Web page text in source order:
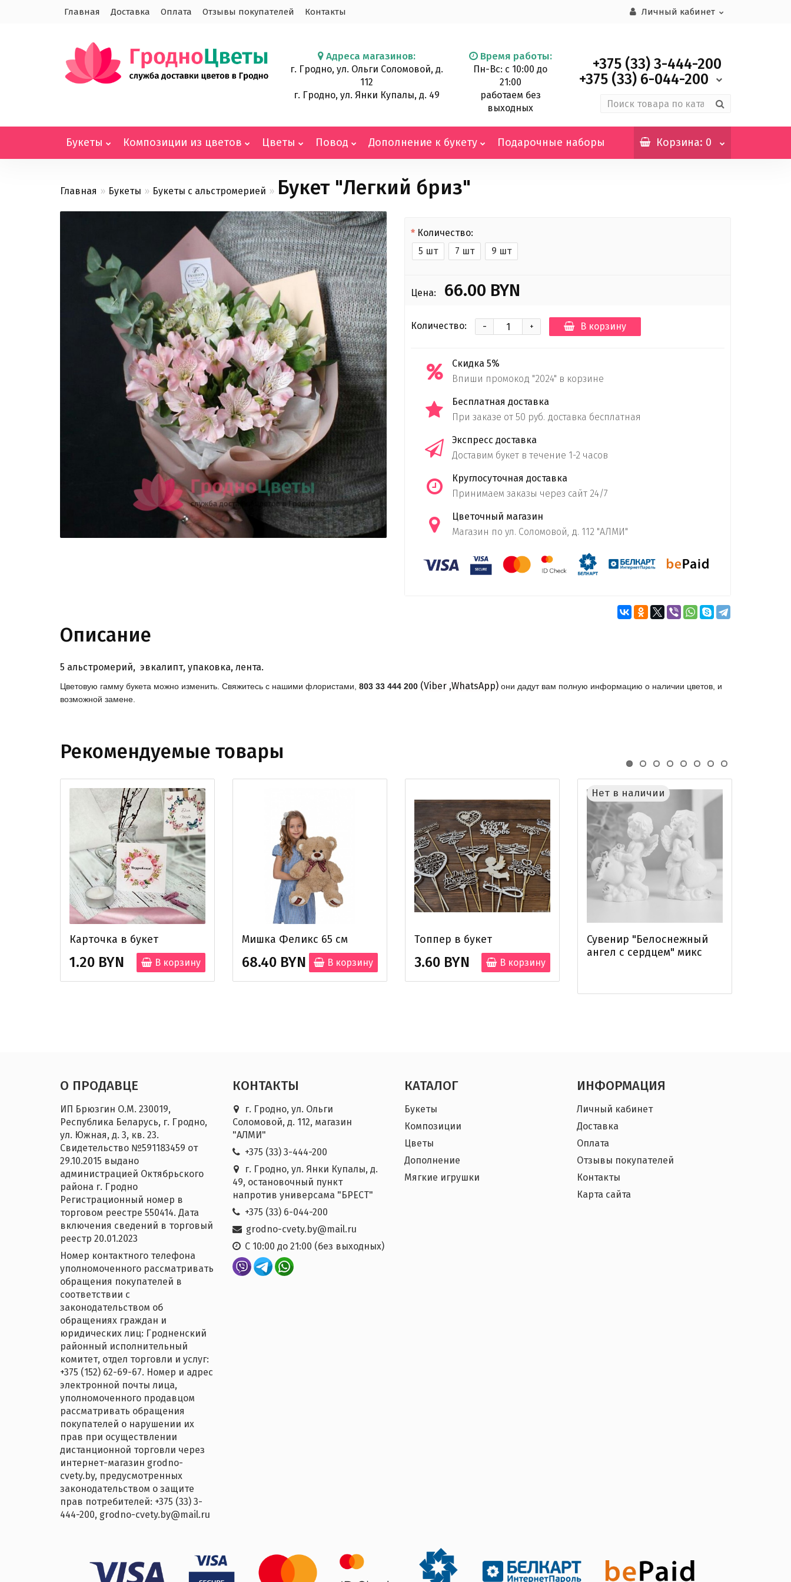
Главная Доставка Оплата Отзывы покупателей Контакты Личный кабинет
Адреса магазинов:
г. Гродно, ул. Ольги Соломовой, д.
112
г. Гродно, ул. Янки Купалы, д. 49
Время работы:
Пн-Вс: с 10:00 до
21:00
работаем без
выходных
+375 (33) 3-444-200
+375 (33) 6-044-200
Букеты Композиции из цветов Цветы Повод Дополнение к букету Подарочные наборы Корзина: 0
Главная Букеты Букеты с альстромерией Букет "Легкий бриз"
Количество:
5 шт
7 шт 9 шт
Цена: 66.00 BYN
Количество: +
- В корзину
Скидка 5%
Впиши промокод "2024" в корзине
Бесплатная доставка
При заказе от 50 руб. доставка бесплатная
Экспресс доставка
Доставим букет в течение 1-2 часов
Круглосуточная доставка
Принимаем заказы через сайт 24/7
Цветочный магазин
Магазин по ул. Соломовой, д. 112 "АЛМИ"
Описание
5 альстромерий, эвкалипт, упаковка, лента.
Цветовую гамму букета можно изменить. Свяжитесь с нашими флористами, 803 33 444 200 (Viber ,WhatsApp) они дадут вам полную информацию о наличии цветов, и
возможной замене.
Рекомендуемые товары
Карточка в букет
1.20 BYN В корзину
Мишка Феликс 65 см
68.40 BYN В корзину
Топпер в букет
3.60 BYN В корзину
Нет в наличии
Сувенир "Белоснежный
ангел с сердцем" микс
О ПРОДАВЦЕ
ИП Брюзгин О.М. 230019,
Республика Беларусь, г. Гродно,
ул. Южная, д. 3, кв. 23.
Свидетельство №‎591183459 от
29.10.2015 выдано
администрацией Октябрьского
района г. Гродно
Регистрационный номер в
торговом реестре 550414. Дата
включения сведений в торговый
реестр 20.01.2023
Номер контактного телефона
уполномоченного рассматривать
обращения покупателей в
соответствии с
законодательством об
обращениях граждан и
юридических лиц: Гродненский
районный исполнительный
комитет, отдел торговли и услуг:
+375 (152) 62-69-67. Номер и адрес
электронной почты лица,
уполномоченного продавцом
рассматривать обращения
покупателей о нарушении их
прав при осуществлении
дистанционной торговли через
интернет-магазин grodno-
cvety.by, предусмотренных
законодательством о защите
прав потребителей: +375 (33) 3-
444-200, grodno-cvety.by@mail.ru
КОНТАКТЫ
г. Гродно, ул. Ольги
Соломовой, д. 112, магазин
"АЛМИ"
+375 (33) 3-444-200
г. Гродно, ул. Янки Купалы, д.
49, остановочный пункт
напротив универсама "БРЕСТ"
+375 (33) 6-044-200
grodno-cvety.by@mail.ru
С 10:00 до 21:00 (без выходных)
КАТАЛОГ
Букеты
Композиции
Цветы
Дополнение
Мягкие игрушки
ИНФОРМАЦИЯ
Личный кабинет
Доставка
Оплата
Отзывы покупателей
Контакты
Карта сайта